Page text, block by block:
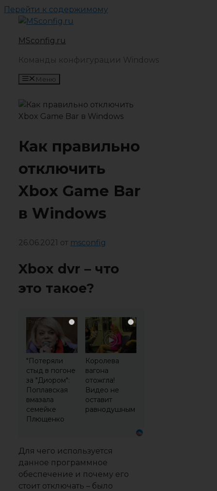
Перейти к содержимому
MSconfig.ru
Команды конфигурации Windows
Меню
Как правильно
отключить
Xbox Game Bar
в Windows
26.06.2021 от msconfig
Xbox dvr – что
это такое?
i
"Потеряли
стыд в погоне
за "Диором":
Поплавская
вмазала
семейке
Плющенко
i
Королева
вагона
отожгла!
Видео не
оставит
равнодушным
Для чего используется
данное программное
обеспечение и почему его
стоит отключать – было